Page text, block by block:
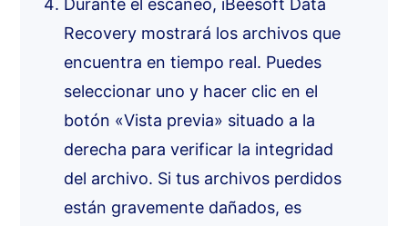
Durante el escaneo, iBeesoft Data
Recovery mostrará los archivos que
encuentra en tiempo real. Puedes
seleccionar uno y hacer clic en el
botón «Vista previa» situado a la
derecha para verificar la integridad
del archivo. Si tus archivos perdidos
están gravemente dañados, es